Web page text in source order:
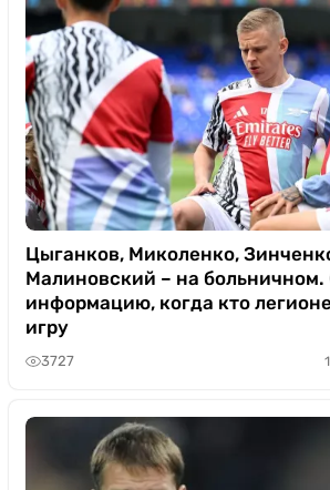
Цыганков, Миколенко,
Малиновский – на больничном.
информацию, когда кто
игру
3727